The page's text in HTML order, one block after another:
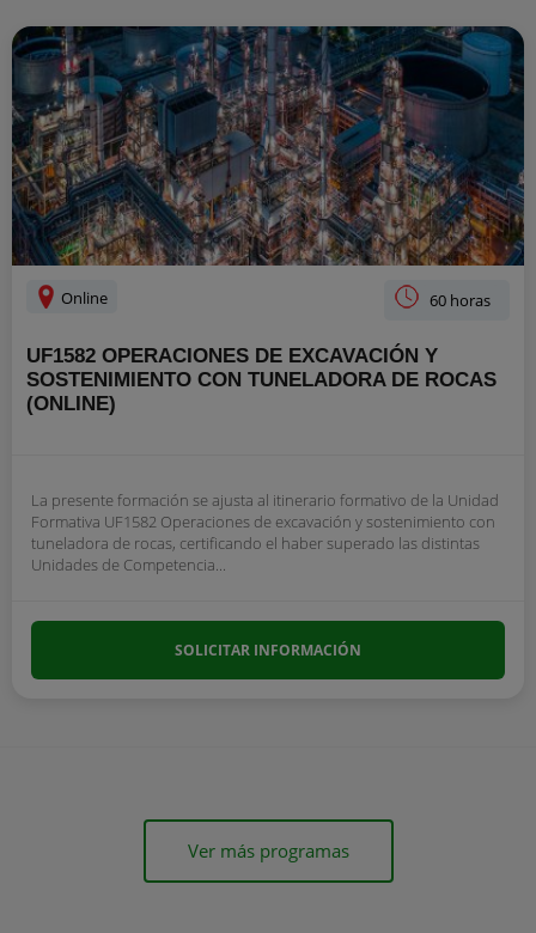
Online 60 horas
UF1582 OPERACIONES DE EXCAVACIÓN Y
SOSTENIMIENTO CON TUNELADORA DE ROCAS
(ONLINE)
La presente formación se ajusta al itinerario formativo de la Unidad
Formativa UF1582 Operaciones de excavación y sostenimiento con
tuneladora de rocas, certificando el haber superado las distintas
Unidades de Competencia...
SOLICITAR INFORMACIÓN
Ver más programas